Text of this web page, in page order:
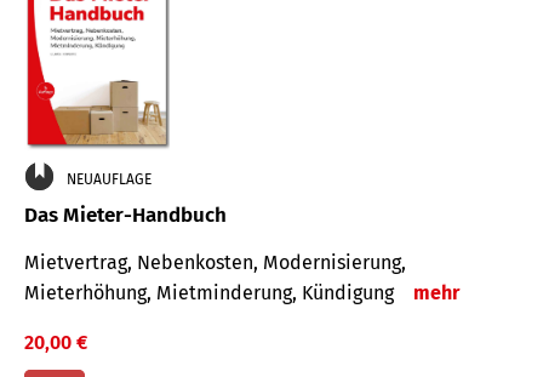
NEUAUFLAGE
Das Mieter-Handbuch
Mietvertrag, Nebenkosten, Modernisierung,
Mieterhöhung, Mietminderung, Kündigung
mehr
20,00 €